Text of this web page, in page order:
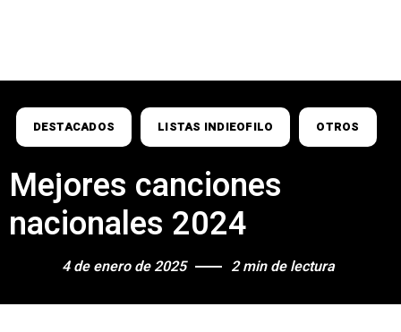
DESTACADOS LISTAS INDIEOFILO OTROS
Mejores canciones
nacionales 2024
4 de enero de 2025 2 min de lectura